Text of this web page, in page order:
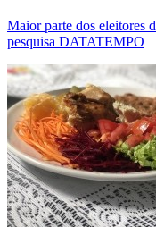
Maior parte dos eleitores
pesquisa DATATEMPO